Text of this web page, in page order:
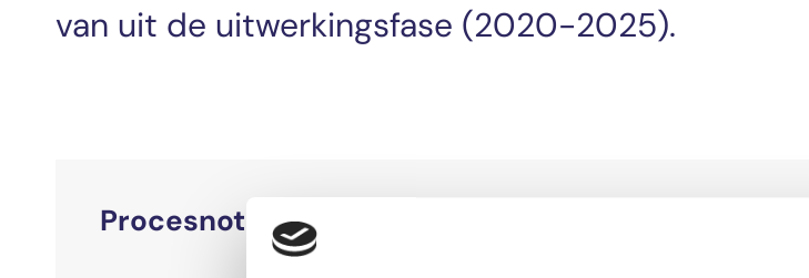
van uit de uitwerkingsfase (2020-2025).
Procesnota/beleidsnota